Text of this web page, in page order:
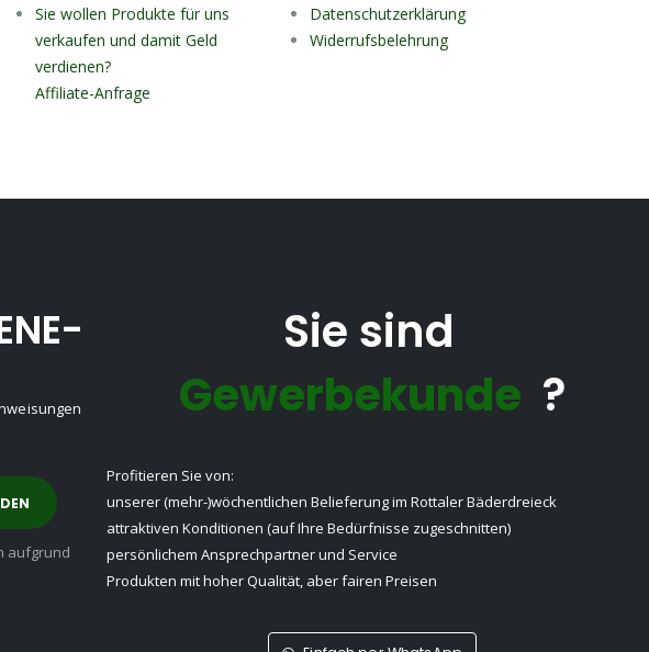
Sie wollen Produkte für uns
verkaufen und damit Geld
verdienen?
Affiliate-Anfrage
Datenschutzerklärung
Widerrufsbelehrung
aufgrund
Sie sind
Gewerbekunde ?
Profitieren Sie von:
unserer (mehr-)wöchentlichen Belieferung im Rottaler Bäderdreieck
attraktiven Konditionen (auf Ihre Bedürfnisse zugeschnitten)
persönlichem Ansprechpartner und Service
Produkten mit hoher Qualität, aber fairen Preisen